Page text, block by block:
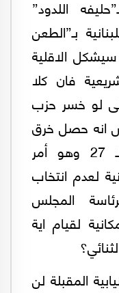
اللدود”
بـ”الطعن
الاقلية
فان كلا
لو خسر حزب
انه حصل خرق
ما في المقاعد الشيعية الـ 27 وهو أمر
لعدم انتخاب
المجلس
لقيام اية
المقبلة لن